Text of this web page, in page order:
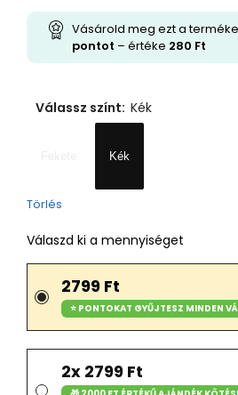
Vásárold meg ezt a
pontot – értéke 280 Ft
Válassz színt: Kék
Kék
Törlés
Válaszd ki a mennyiséget
2799 Ft
⭐ PONTOKAT GYŰJTESZ MINDEN
2x 2799 Ft